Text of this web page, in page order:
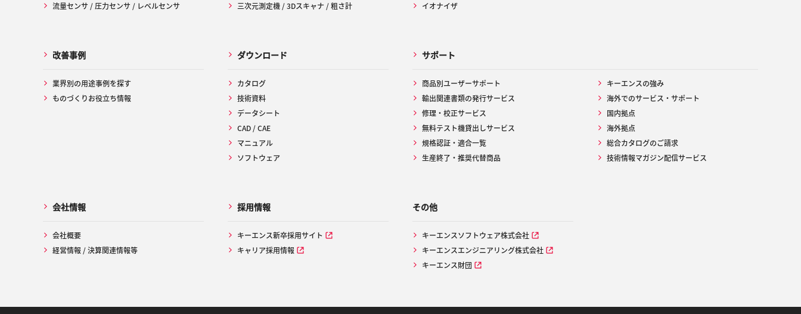
流量センサ / 圧力センサ / レベルセンサ
三次元測定機 / 3Dスキャナ / 粗さ計
イオナイザ
改善事例
業界別の用途事例を探す
ものづくりお役立ち情報
ダウンロード
カタログ
技術資料
データシート
CAD / CAE
マニュアル
ソフトウェア
サポート
商品別ユーザーサポート
輸出関連書類の発行サービス
修理・校正サービス
無料テスト機貸出しサービス
規格認証・適合一覧
生産終了・推奨代替商品
キーエンスの強み
海外でのサービス・サポート
国内拠点
海外拠点
総合カタログのご請求
技術情報マガジン配信サービス
会社情報
会社概要
経営情報 / 決算関連情報等
採用情報
キーエンス新卒採用サイト
キャリア採用情報
その他
キーエンスソフトウェア株式会社
キーエンスエンジニアリング株式会社
キーエンス財団